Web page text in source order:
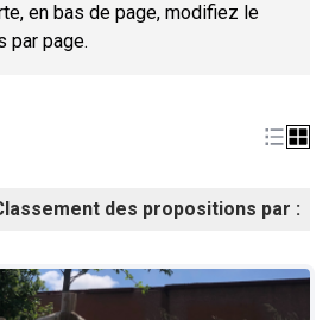
en bas de page, modifiez le
par page.
des propositions par :